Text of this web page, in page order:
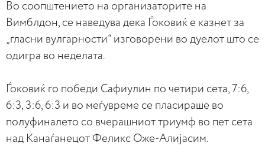
Во соопштението на организаторите на
Вимблдон, се наведува дека Ѓоковиќ е казнет за
„гласни вулгарности“ изговорени во дуелот што се
одигра во неделата.
Ѓоковиќ го победи Сафиулин по четири сета, 7:6,
6:3, 3:6, 6:3 и во меѓувреме се пласираше во
полуфиналето со вчерашниот триумф во пет сета
над Канаѓанецот Феликс Оже-Алијасим.